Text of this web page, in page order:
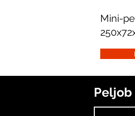
Mini-
Peljob